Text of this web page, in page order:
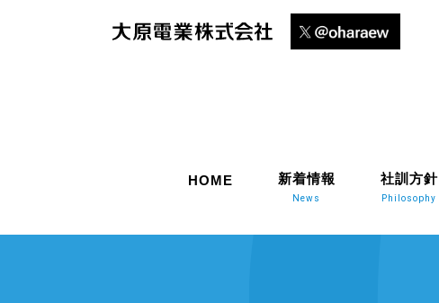
HOME 新着情報
News
社訓方針
Philosophy